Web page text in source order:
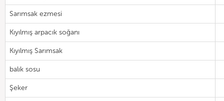
Sarımsak ezmesi
Kıyılmış arpacık soğanı
Kıyılmış Sarımsak
balık sosu
Şeker